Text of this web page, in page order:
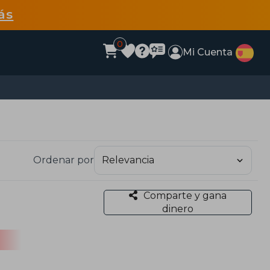
0
Mi Cuenta
Ordenar por
Comparte y gana
dinero